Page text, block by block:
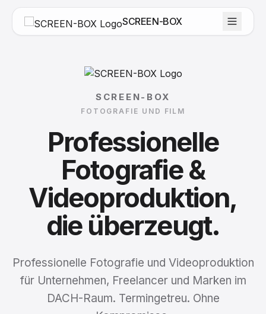
SCREEN-BOX
SCREEN-BOX
FOTOGRAFIE UND FILM
Professionelle
Fotografie &
Videoproduktion,
die überzeugt.
Professionelle Fotografie und Videoproduktion
für Unternehmen, Freelancer und Marken im
DACH-Raum. Termingetreu. Ohne